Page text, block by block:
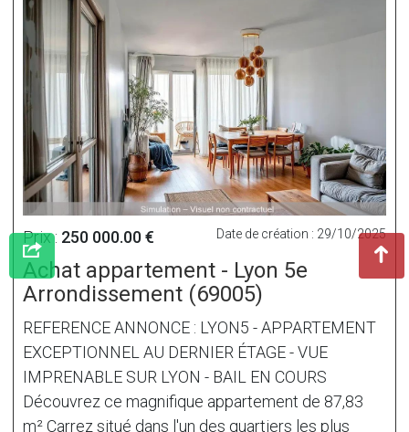
Prix : 250 000.00 € Date de création : 29/10/2025
Achat appartement - Lyon 5e
Arrondissement (69005)
REFERENCE ANNONCE : LYON5 - APPARTEMENT
EXCEPTIONNEL AU DERNIER ÉTAGE - VUE
IMPRENABLE SUR LYON - BAIL EN COURS
Découvrez ce magnifique appartement de 87,83
m² Carrez situé dans l'un des quartiers les plus